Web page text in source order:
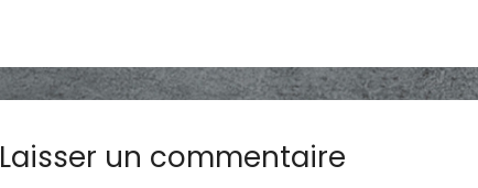
Laisser un commentaire